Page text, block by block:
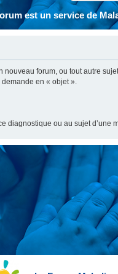
est un service de
forum, ou tout autre
demande en « objet ».
diagnostique ou au sujet